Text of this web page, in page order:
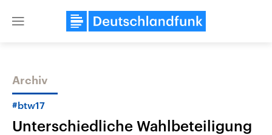
Close
Themen
Archiv
#btw17
Unterschiedliche Wahlbeteiligung